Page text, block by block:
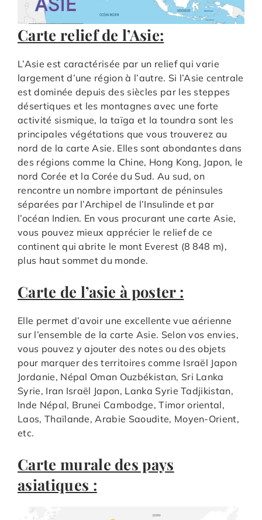
Carte relief de l’Asie:
L’Asie est caractérisée par un relief qui varie
largement d’une région à l’autre. Si l’Asie centrale
est dominée depuis des siècles par les steppes
désertiques et les montagnes avec une forte
activité sismique, la taïga et la toundra sont les
principales végétations que vous trouverez au
nord de la carte Asie. Elles sont abondantes dans
des régions comme la Chine, Hong Kong, Japon, le
nord Corée et la Corée du Sud. Au sud, on
rencontre un nombre important de péninsules
séparées par l’Archipel de l’Insulinde et par
l’océan Indien. En vous procurant une carte Asie,
vous pouvez mieux apprécier le relief de ce
continent qui abrite le mont Everest (8 848 m),
plus haut sommet du monde.
Carte de l’asie à poster :
Elle permet d’avoir une excellente vue aérienne
sur l’ensemble de la carte Asie. Selon vos envies,
vous pouvez y ajouter des notes ou des objets
pour marquer des territoires comme Israël Japon
Jordanie, Népal Oman Ouzbékistan, Sri Lanka
Syrie, Iran Israël Japon, Lanka Syrie Tadjikistan,
Inde Népal, Brunei Cambodge, Timor oriental,
Laos, Thaïlande, Arabie Saoudite, Moyen-Orient,
etc.
Carte murale des pays
asiatiques :